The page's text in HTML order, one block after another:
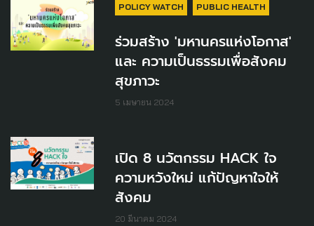
POLICY WATCH PUBLIC HEALTH
ร่วมสร้าง 'มหานครแห่งโอกาส'
และ ความเป็นธรรมเพื่อสังคม
สุขภาวะ
5 เมษายน 2024
เปิด 8 นวัตกรรม HACK ใจ
ความหวังใหม่ แก้ปัญหาใจให้
สังคม
20 มีนาคม 2024